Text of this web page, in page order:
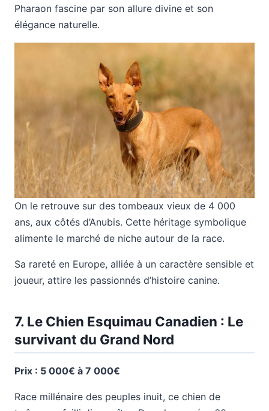
Pharaon fascine par son allure divine et son
élégance naturelle.
On le retrouve sur des tombeaux vieux de 4 000
ans, aux côtés d’Anubis. Cette héritage symbolique
alimente le marché de niche autour de la race.
Sa rareté en Europe, alliée à un caractère sensible et
joueur, attire les passionnés d’histoire canine.
7. Le Chien Esquimau Canadien : Le
survivant du Grand Nord
Prix : 5 000€ à 7 000€
Race millénaire des peuples inuit, ce chien de